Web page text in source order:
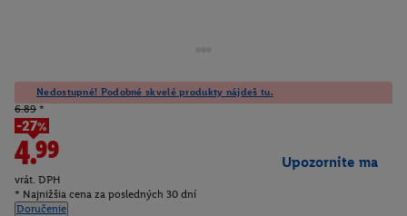
Nedostupné! Podobné skvelé produkty nájdeš tu.
6.89 *
-27%
4.99
vrát. DPH
* Najnižšia cena za posledných 30 dní
Doručenie
Upozornite ma